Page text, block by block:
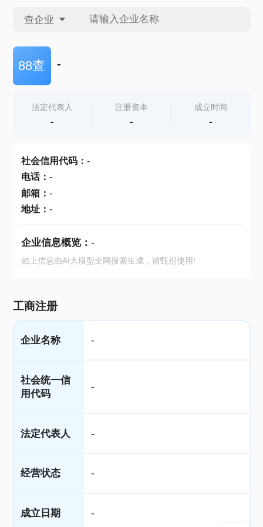
查企业
查企业
查产地
88查 -
法定代表人
-
注册资本
-
成立时间
-
社会信用代码： -
电话： -
邮箱： -
地址： -
企业信息概览： -
如上信息由AI大模型全网搜索生成，请甄别使用!
工商注册
企业名称 -
社会统一信
用代码
-
法定代表人 -
经营状态 -
成立日期 -